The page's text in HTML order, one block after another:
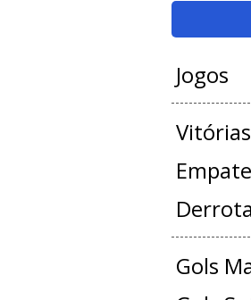
Jogos
Vitórias
Gols